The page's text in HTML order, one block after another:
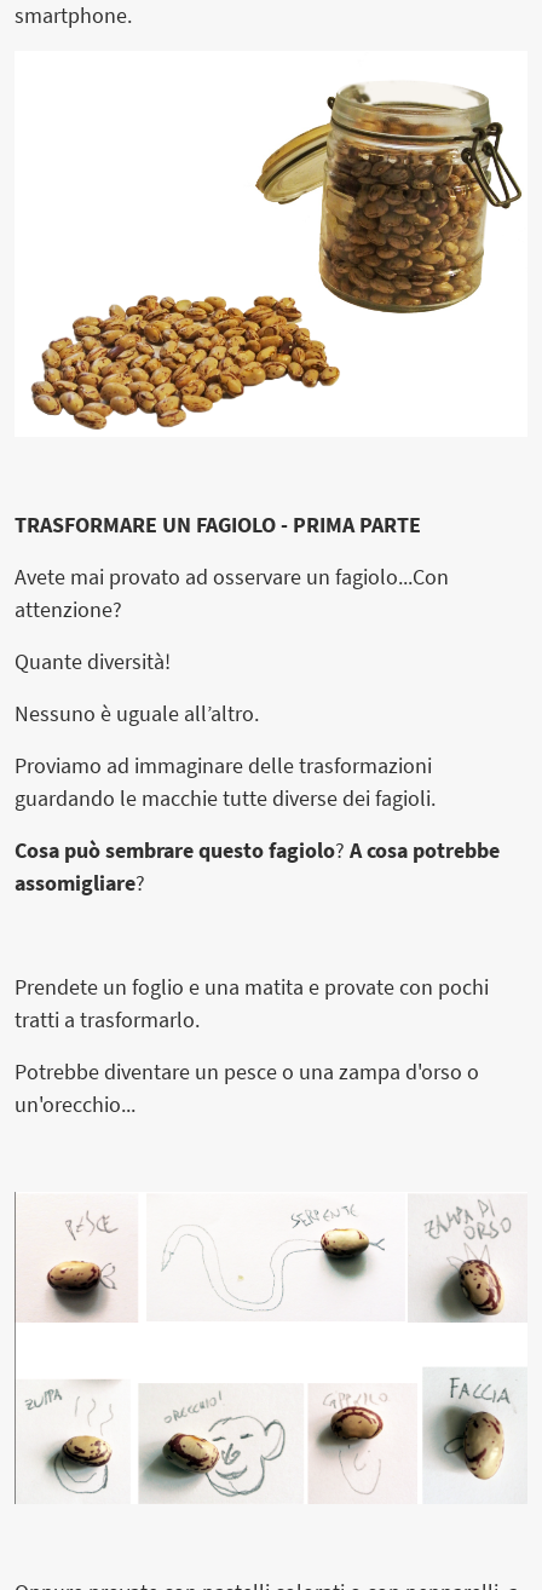
smartphone.
TRASFORMARE UN FAGIOLO - PRIMA PARTE
Avete mai provato ad osservare un fagiolo...Con
attenzione?
Quante diversità!
Nessuno è uguale all’altro.
Proviamo ad immaginare delle trasformazioni
guardando le macchie tutte diverse dei fagioli.
Cosa può sembrare questo fagiolo? A cosa potrebbe
assomigliare?
Prendete un foglio e una matita e provate con pochi
tratti a trasformarlo.
Potrebbe diventare un pesce o una zampa d'orso o
un'orecchio...